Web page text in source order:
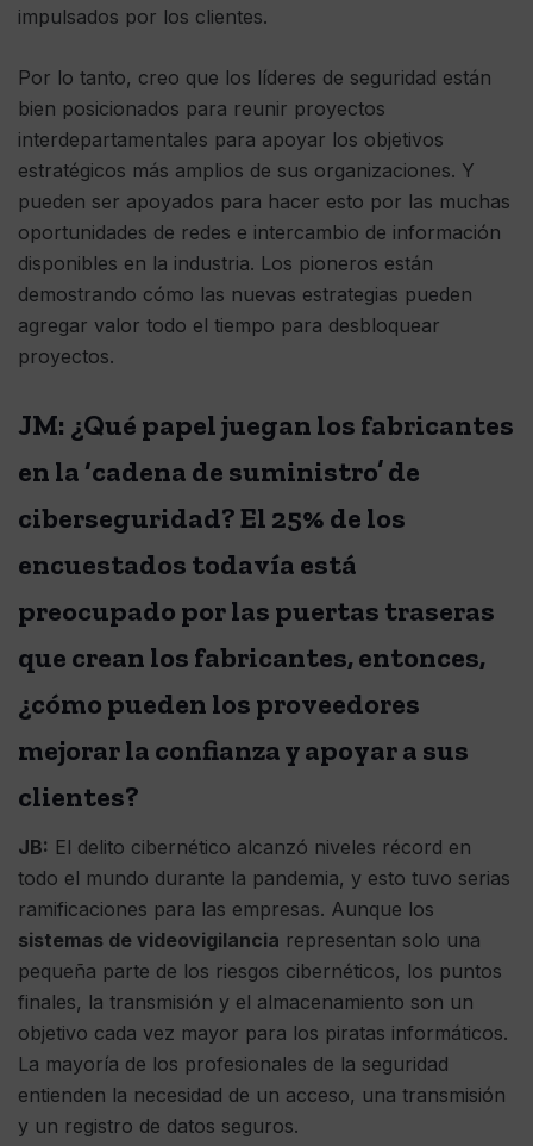
impulsados ​​por los clientes.
Por lo tanto, creo que los líderes de seguridad están
bien posicionados para reunir proyectos
interdepartamentales para apoyar los objetivos
estratégicos más amplios de sus organizaciones. Y
pueden ser apoyados para hacer esto por las muchas
oportunidades de redes e intercambio de información
disponibles en la industria. Los pioneros están
demostrando cómo las nuevas estrategias pueden
agregar valor todo el tiempo para desbloquear
proyectos.
JM: ¿Qué papel juegan los fabricantes
en la ‘cadena de suministro’ de
ciberseguridad? El 25% de los
encuestados todavía está
preocupado por las puertas traseras
que crean los fabricantes, entonces,
¿cómo pueden los proveedores
mejorar la confianza y apoyar a sus
clientes?
JB: El delito cibernético alcanzó niveles récord en
todo el mundo durante la pandemia, y esto tuvo serias
ramificaciones para las empresas. Aunque los
sistemas de videovigilancia representan solo una
pequeña parte de los riesgos cibernéticos, los puntos
finales, la transmisión y el almacenamiento son un
objetivo cada vez mayor para los piratas informáticos.
La mayoría de los profesionales de la seguridad
entienden la necesidad de un acceso, una transmisión
y un registro de datos seguros.